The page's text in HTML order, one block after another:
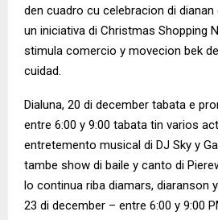
den cuadro cu celebracion di
un iniciativa di Christmas Shopping
stimula comercio y movecion bek
cuidad.
Dialuna, 20 di december tabata e
entre 6:00 y 9:00 tabata tin varios
entretemento musical di DJ Sky y
tambe show di baile y canto di
lo continua riba diamars, diaranson
23 di december – entre 6:00 y 9:00